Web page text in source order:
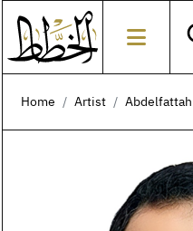
Home Artist Abdelfattah